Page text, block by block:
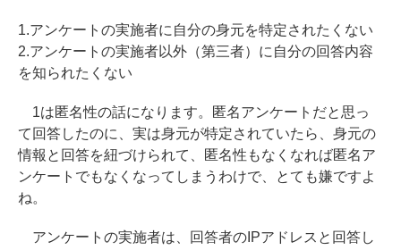
1.アンケートの実施者に自分の身元を特定されたくない
2.アンケートの実施者以外（第三者）に自分の回答内容
を知られたくない
1は匿名性の話になります。匿名アンケートだと思っ
て回答したのに、実は身元が特定されていたら、身元の
情報と回答を紐づけられて、匿名性もなくなれば匿名ア
ンケートでもなくなってしまうわけで、とても嫌ですよ
ね。
アンケートの実施者は、回答者のIPアドレスと回答し